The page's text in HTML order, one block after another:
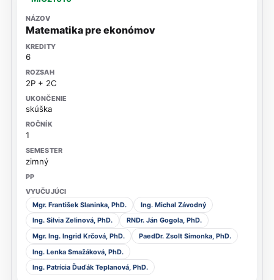
Matematika pre ekonómov
6
2P + 2C
skúška
1
zimný
Mgr. František Slaninka, PhD.
Ing. Michal Závodný
Ing. Silvia Zelinová, PhD.
RNDr. Ján Gogola, PhD.
Mgr. Ing. Ingrid Krčová, PhD.
PaedDr. Zsolt Simonka, PhD.
Ing. Lenka Smažáková, PhD.
Ing. Patrícia Ďuďák Teplanová, PhD.